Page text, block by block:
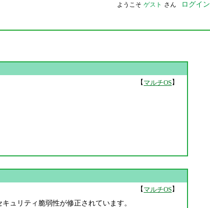
ようこそ ゲスト さん ログイン
【マルチOS】
【 マルチOS】
ュリティ脆弱性が修正されています。